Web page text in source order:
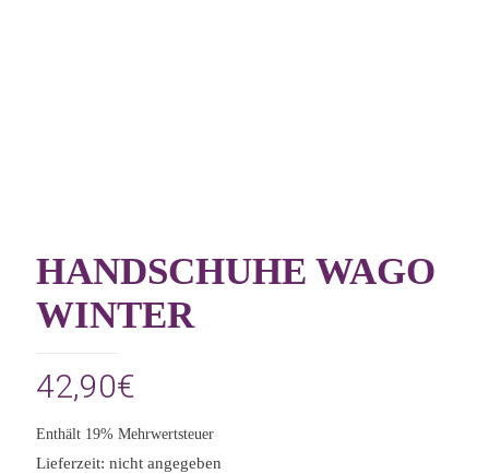
HANDSCHUHE WAGO
WINTER
42,90€
Enthält 19% Mehrwertsteuer
Lieferzeit: nicht angegeben